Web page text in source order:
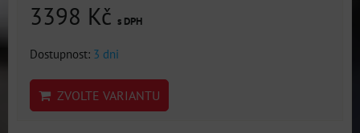
3398 Kč s DPH
Dostupnost: 3 dni
ZVOLTE VARIANTU